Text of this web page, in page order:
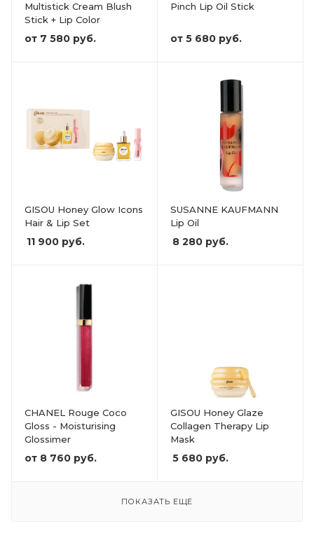
Multistick Cream Blush
Stick + Lip Color
от 7 580 руб.
Pinch Lip Oil Stick
от 5 680 руб.
GISOU Honey Glow Icons
Hair & Lip Set
11 900 руб.
SUSANNE KAUFMANN
Lip Oil
8 280 руб.
CHANEL Rouge Coco
Gloss - Moisturising
Glossimer
от 8 760 руб.
GISOU Honey Glaze
Collagen Therapy Lip
Mask
5 680 руб.
ПОКАЗАТЬ ЕЩЕ